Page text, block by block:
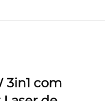
3in1 com